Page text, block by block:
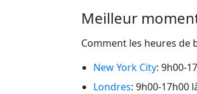
Meilleur
Comment les heures de
New York City: 9h00-
Londres: 9h00-17h00